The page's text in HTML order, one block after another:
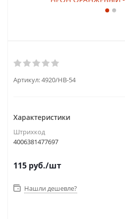
Артикул:4920/HB-54
Характеристики
Штрихкод
4006381477697
115 руб./шт
Нашли дешевле?